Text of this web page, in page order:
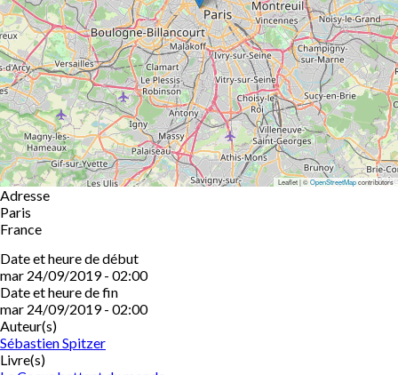
Leaflet | ©OpenStreetMapcontributors
Adresse
Paris
France
Date et heure de début
mar 24/09/2019 - 02:00
Date et heure de fin
mar 24/09/2019 - 02:00
Auteur(s)
Sébastien Spitzer
Livre(s)